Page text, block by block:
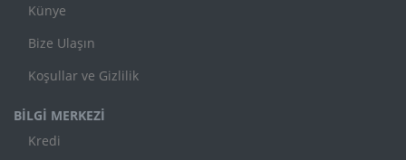
Künye
Bize Ulaşın
Koşullar ve Gizlilik
BİLGİ MERKEZİ
Kredi